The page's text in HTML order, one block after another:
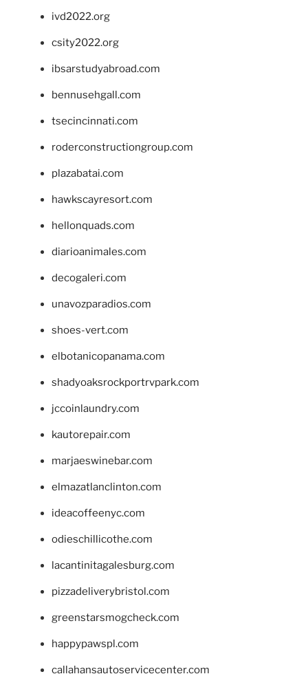
ivd2022.org
csity2022.org
ibsarstudyabroad.com
bennusehgall.com
tsecincinnati.com
roderconstructiongroup.com
plazabatai.com
hawkscayresort.com
hellonquads.com
diarioanimales.com
decogaleri.com
unavozparadios.com
shoes-vert.com
elbotanicopanama.com
shadyoaksrockportrvpark.com
jccoinlaundry.com
kautorepair.com
marjaeswinebar.com
elmazatlanclinton.com
ideacoffeenyc.com
odieschillicothe.com
lacantinitagalesburg.com
pizzadeliverybristol.com
greenstarsmogcheck.com
happypawspl.com
callahansautoservicecenter.com